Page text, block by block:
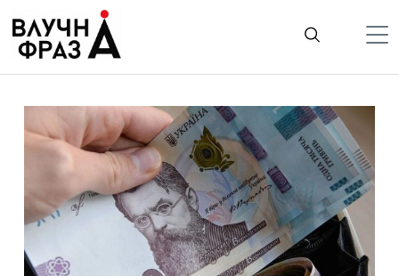
содержимому
Гроші
Життя
Лайфстайл
ТехноНаука
Людина